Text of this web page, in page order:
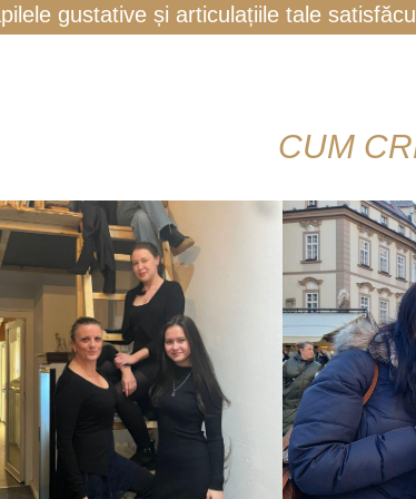
gustative și articulațiile tale
CUM